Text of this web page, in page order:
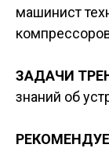
машинист
ЗАДАЧИ
знаний об